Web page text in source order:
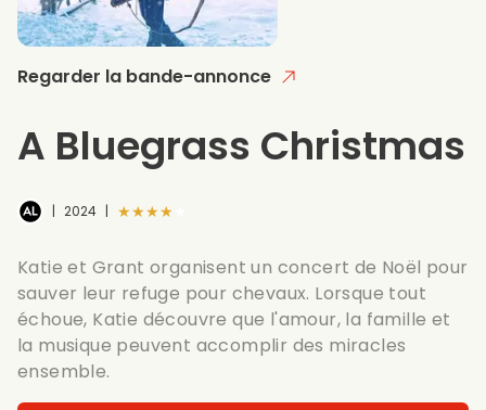
Regarder la bande-annonce
A Bluegrass Christmas
| 2024 | ★★★★★
Katie et Grant organisent un concert de Noël pour
sauver leur refuge pour chevaux. Lorsque tout
échoue, Katie découvre que l'amour, la famille et
la musique peuvent accomplir des miracles
ensemble.